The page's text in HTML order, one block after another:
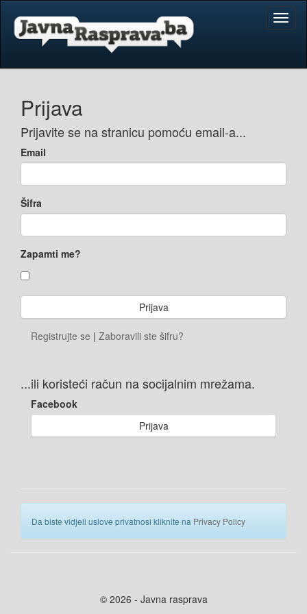
Prijava
Prijavite se na stranicu pomoću email-a...
Email
Šifra
Zapamti me?
Registrujte se | Zaboravili ste šifru?
...ili koristeći račun na socijalnim mrežama.
Facebook
Prijava
Da biste vidjeli uslove privatnosi kliknite na Privacy Policy
© 2026 - Javna rasprava